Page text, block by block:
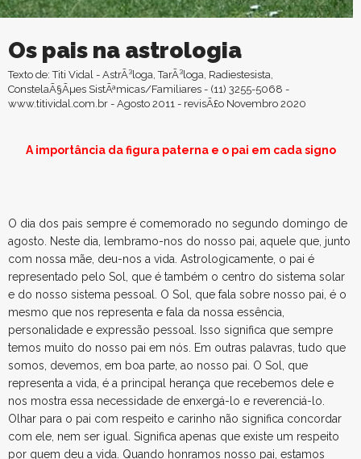
Os pais na astrologia
Texto de: Titi Vidal - AstrÃ³loga, TarÃ³loga, Radiestesista,
ConstelaÃ§Ãµes SistÃªmicas/Familiares - (11) 3255-5068 -
www.titividal.com.br - Agosto 2011 - revisÃ£o Novembro 2020
A importância da figura paterna e o pai em cada signo
O dia dos pais sempre é comemorado no segundo domingo de
agosto. Neste dia, lembramo-nos do nosso pai, aquele que, junto
com nossa mãe, deu-nos a vida. Astrologicamente, o pai é
representado pelo Sol, que é também o centro do sistema solar
e do nosso sistema pessoal. O Sol, que fala sobre nosso pai, é o
mesmo que nos representa e fala da nossa essência,
personalidade e expressão pessoal. Isso significa que sempre
temos muito do nosso pai em nós. Em outras palavras, tudo que
somos, devemos, em boa parte, ao nosso pai. O Sol, que
representa a vida, é a principal herança que recebemos dele e
nos mostra essa necessidade de enxergá-lo e reverenciá-lo.
Olhar para o pai com respeito e carinho não significa concordar
com ele, nem ser igual. Significa apenas que existe um respeito
por quem deu a vida. Quando honramos nosso pai, estamos